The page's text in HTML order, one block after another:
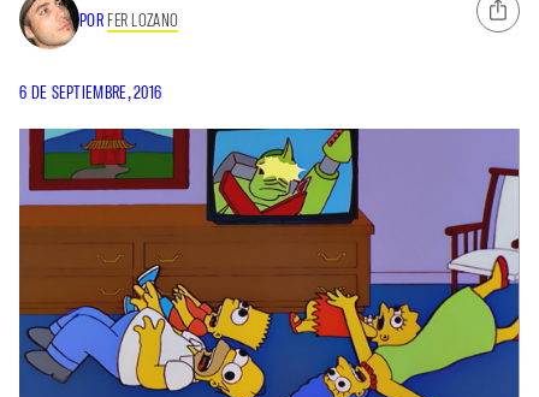
POR FER LOZANO
6 DE SEPTIEMBRE, 2016